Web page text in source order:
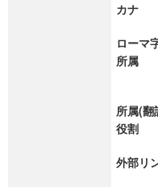
カナ
ローマ
所属
所属(翻
役割
外部リ